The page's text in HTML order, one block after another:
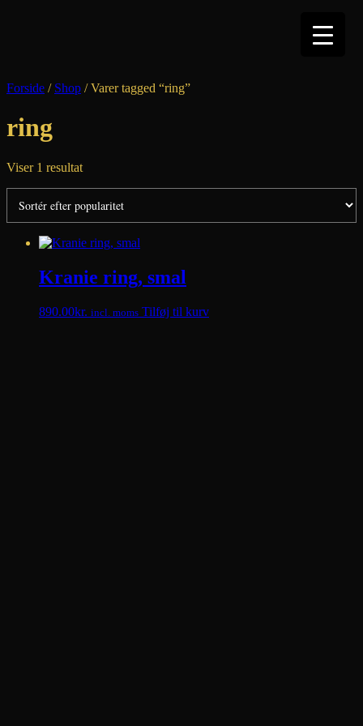
Forside / Shop / Varer tagged “ring”
ring
Viser 1 resultat
Kranie ring, smal
890.00kr. incl. moms Tilføj til kurv